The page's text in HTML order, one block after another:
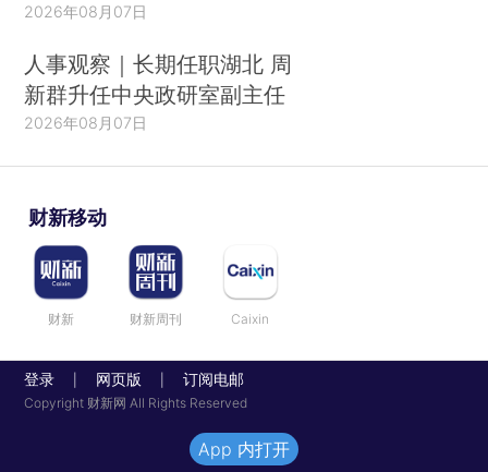
2026年08月07日
人事观察｜长期任职湖北 周
新群升任中央政研室副主任
2026年08月07日
财新移动
财新 财新周刊 Caixin
登录 网页版 订阅电邮
Copyright 财新网 All Rights Reserved
App 内打开